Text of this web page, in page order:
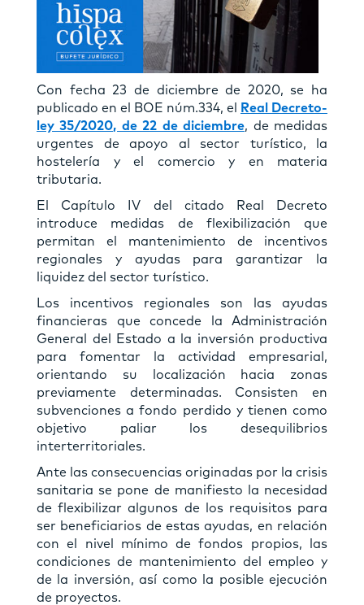
Con fecha 23 de diciembre de 2020, se ha
publicado en el BOE núm.334, el
Real Decreto-
ley 35/2020, de 22 de diciembre, de medidas
urgentes de apoyo al sector turístico, la
hostelería y el comercio y en materia
tributaria.
El Capítulo IV del citado Real Decreto
introduce medidas de flexibilización que
permitan el mantenimiento de incentivos
regionales y ayudas para garantizar la
liquidez del sector turístico.
Los incentivos regionales son las ayudas
financieras que concede la Administración
General del Estado a la inversión productiva
para fomentar la actividad empresarial,
orientando su localización hacia zonas
previamente determinadas. Consisten en
subvenciones a fondo perdido y tienen como
objetivo paliar los desequilibrios
interterritoriales.
Ante las consecuencias originadas por la crisis
sanitaria se pone de manifiesto la necesidad
de flexibilizar algunos de los requisitos para
ser beneficiarios de estas ayudas, en relación
con el nivel mínimo de fondos propios, las
condiciones de mantenimiento del empleo y
de la inversión, así como la posible ejecución
de proyectos.